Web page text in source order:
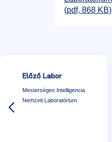
(pdf, 868 KB)
Előző Labor
Mesterséges Intelligencia
Nemzeti Laboratórium